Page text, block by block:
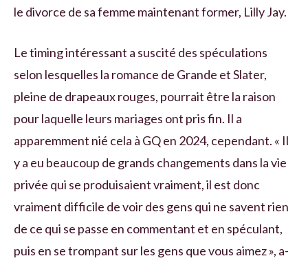
le divorce de sa femme maintenant former, Lilly Jay.
Le timing intéressant a suscité des spéculations
selon lesquelles la romance de Grande et Slater,
pleine de drapeaux rouges, pourrait être la raison
pour laquelle leurs mariages ont pris fin. Il a
apparemment nié cela à GQ en 2024, cependant. « Il
y a eu beaucoup de grands changements dans la vie
privée qui se produisaient vraiment, il est donc
vraiment difficile de voir des gens qui ne savent rien
de ce qui se passe en commentant et en spéculant,
puis en se trompant sur les gens que vous aimez », a-